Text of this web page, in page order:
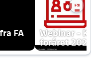
FA
Webinar -
foråret